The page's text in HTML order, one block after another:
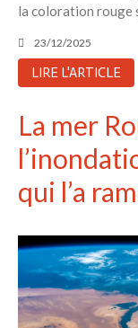
la coloration rouge
23/12/2025
LIRE L'ARTICLE
La mer
qui l’a